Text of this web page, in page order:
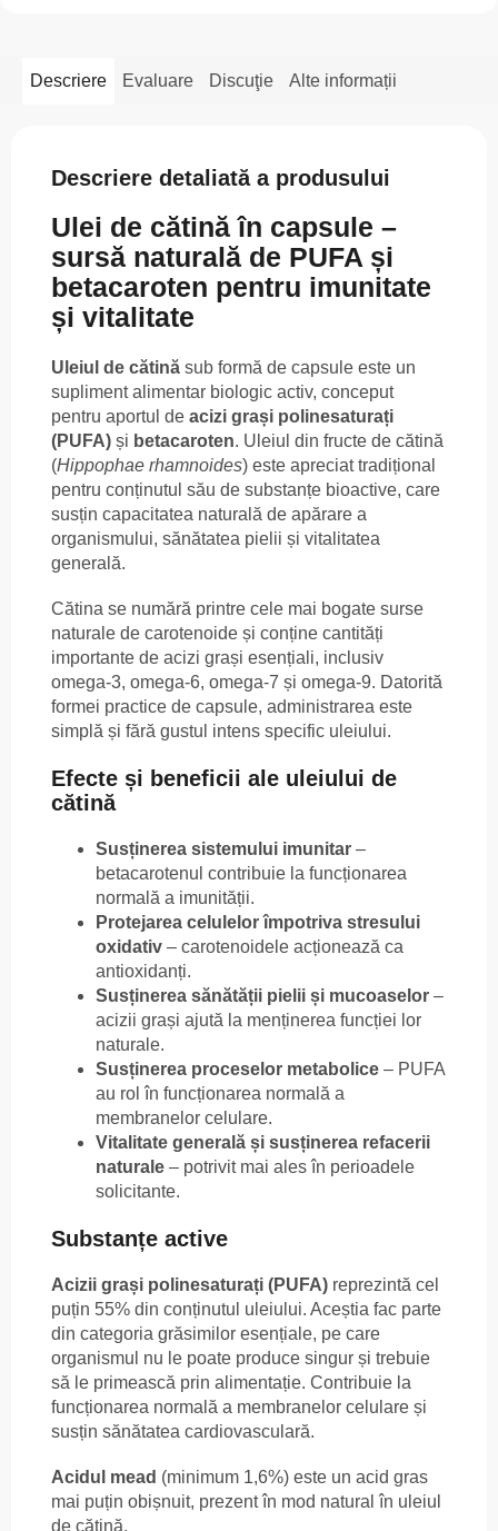
Descriere Evaluare Discuţie Alte informații
Descriere detaliată a produsului
Ulei de cătină în capsule –
sursă naturală de PUFA și
betacaroten pentru imunitate
și vitalitate
Uleiul de cătină sub formă de capsule este un
supliment alimentar biologic activ, conceput
pentru aportul de acizi grași polinesaturați
(PUFA) și betacaroten. Uleiul din fructe de cătină
(Hippophae rhamnoides) este apreciat tradițional
pentru conținutul său de substanțe bioactive, care
susțin capacitatea naturală de apărare a
organismului, sănătatea pielii și vitalitatea
generală.
Cătina se numără printre cele mai bogate surse
naturale de carotenoide și conține cantități
importante de acizi grași esențiali, inclusiv
omega-3, omega-6, omega-7 și omega-9. Datorită
formei practice de capsule, administrarea este
simplă și fără gustul intens specific uleiului.
Efecte și beneficii ale uleiului de
cătină
Susținerea sistemului imunitar –
betacarotenul contribuie la funcționarea
normală a imunității.
Protejarea celulelor împotriva stresului
oxidativ – carotenoidele acționează ca
antioxidanți.
Susținerea sănătății pielii și mucoaselor –
acizii grași ajută la menținerea funcției lor
naturale.
Susținerea proceselor metabolice – PUFA
au rol în funcționarea normală a
membranelor celulare.
Vitalitate generală și susținerea refacerii
naturale – potrivit mai ales în perioadele
solicitante.
Substanțe active
Acizii grași polinesaturați (PUFA) reprezintă cel
puțin 55% din conținutul uleiului. Aceștia fac parte
din categoria grăsimilor esențiale, pe care
organismul nu le poate produce singur și trebuie
să le primească prin alimentație. Contribuie la
funcționarea normală a membranelor celulare și
susțin sănătatea cardiovasculară.
Acidul mead (minimum 1,6%) este un acid gras
mai puțin obișnuit, prezent în mod natural în uleiul
de cătină.